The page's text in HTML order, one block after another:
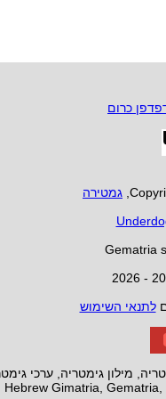
כרום
, גמטירה
Gematria
לתנאי השימוש
מילון גימטריה, ערכי
Hebrew Gimatria,